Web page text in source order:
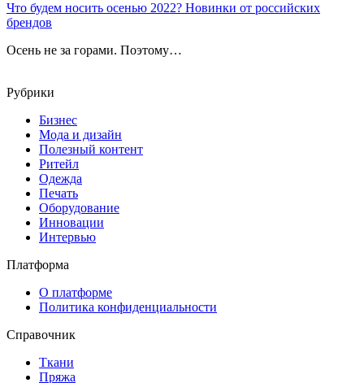
Что будем носить осенью 2022? Новинки от российских
брендов
Осень не за горами. Поэтому…
Рубрики
Бизнес
Мода и дизайн
Полезный контент
Ритейл
Одежда
Печать
Оборудование
Инновации
Интервью
Платформа
О платформе
Политика конфиденциальности
Справочник
Ткани
Пряжа